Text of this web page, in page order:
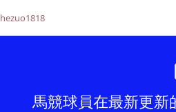
馬競球員在最新更